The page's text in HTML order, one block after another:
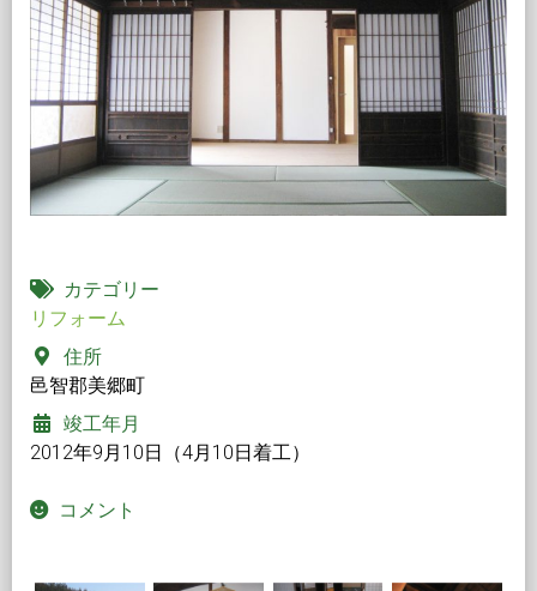
カテゴリー
リフォーム
住所
邑智郡美郷町
竣工年月
2012年9月10日（4月10日着工）
コメント